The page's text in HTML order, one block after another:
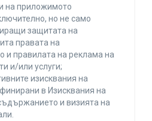
на приложимото
но не само
защитата на
правата на
и правилата на реклама на
и/или услуги;
изисквания на
в Изисквания на
и визията на